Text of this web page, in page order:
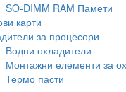
SO-DIMM RAM Памети
карти
за процесори
Водни охладители
Монтажни елементи за
Термо пасти